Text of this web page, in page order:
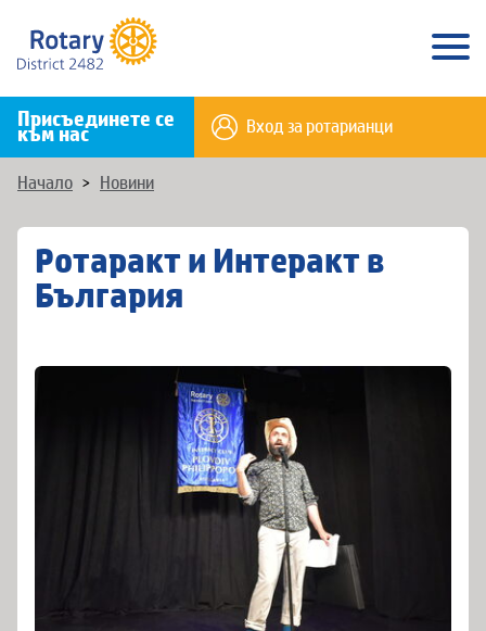
Присъединете се
към нас Вход за ротарианци
Начало > Новини
Ротаракт и Интеракт в
България